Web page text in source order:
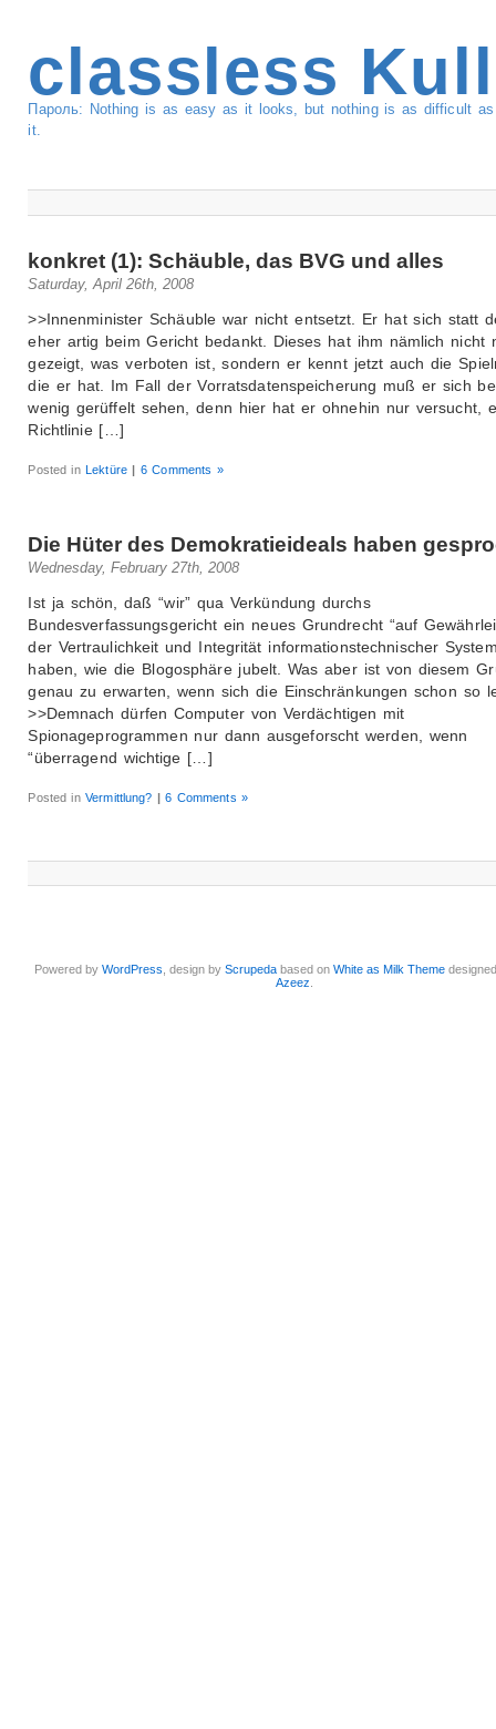
classless
Пароль: Nothing is as easy as it looks, but nothing is as difficult
it.
konkret (1): Schäuble, das BVG und alles
Saturday, April 26th, 2008
>>Innenminister Schäuble war nicht entsetzt. Er hat sich statt
eher artig beim Gericht bedankt. Dieses hat ihm nämlich nicht
gezeigt, was verboten ist, sondern er kennt jetzt auch die
die er hat. Im Fall der Vorratsdatenspeicherung muß er sich
wenig gerüffelt sehen, denn hier hat er ohnehin nur versucht,
Richtlinie […]
Posted inLektüre | 6 Comments »
Die Hüter des Demokratieideals haben
Wednesday, February 27th, 2008
Ist ja schön, daß “wir” qua Verkündung durchs
Bundesverfassungsgericht ein neues Grundrecht “auf
der Vertraulichkeit und Integrität informationstechnischer
haben, wie die Blogosphäre jubelt. Was aber ist von diesem
genau zu erwarten, wenn sich die Einschränkungen schon so
>>Demnach dürfen Computer von Verdächtigen mit
Spionageprogrammen nur dann ausgeforscht werden, wenn
“überragend wichtige […]
Posted inVermittlung? | 6 Comments »
Powered byWordPress , design byScrupeda based onWhite as Milk Theme
Azeez